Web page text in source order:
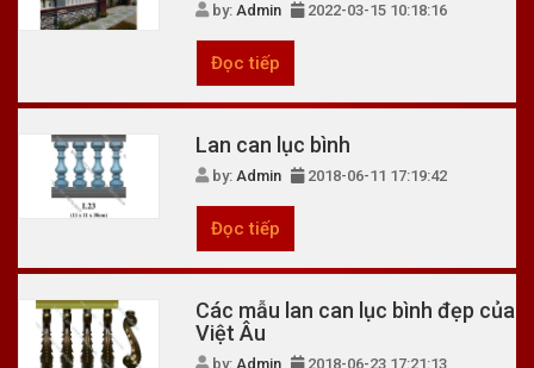
by:Admin 2022-03-15 10:18:16
Đọc tiếp
Lan can lục bình
by:Admin 2018-06-11 17:19:42
Đọc tiếp
Các mẫu lan can lục bình đẹp của
Việt Âu
by:Admin 2018-06-23 17:21:13